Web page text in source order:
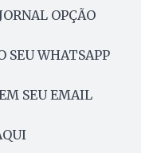
OPÇÃO
SEU WHATSAPP
SEU EMAIL